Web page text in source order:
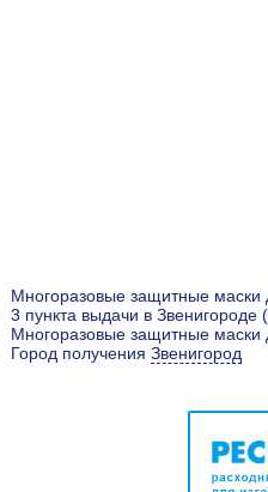
Многоразовые защитные маски
3 пункта выдачи в
Многоразовые защитные маски
Город получения Звенигород